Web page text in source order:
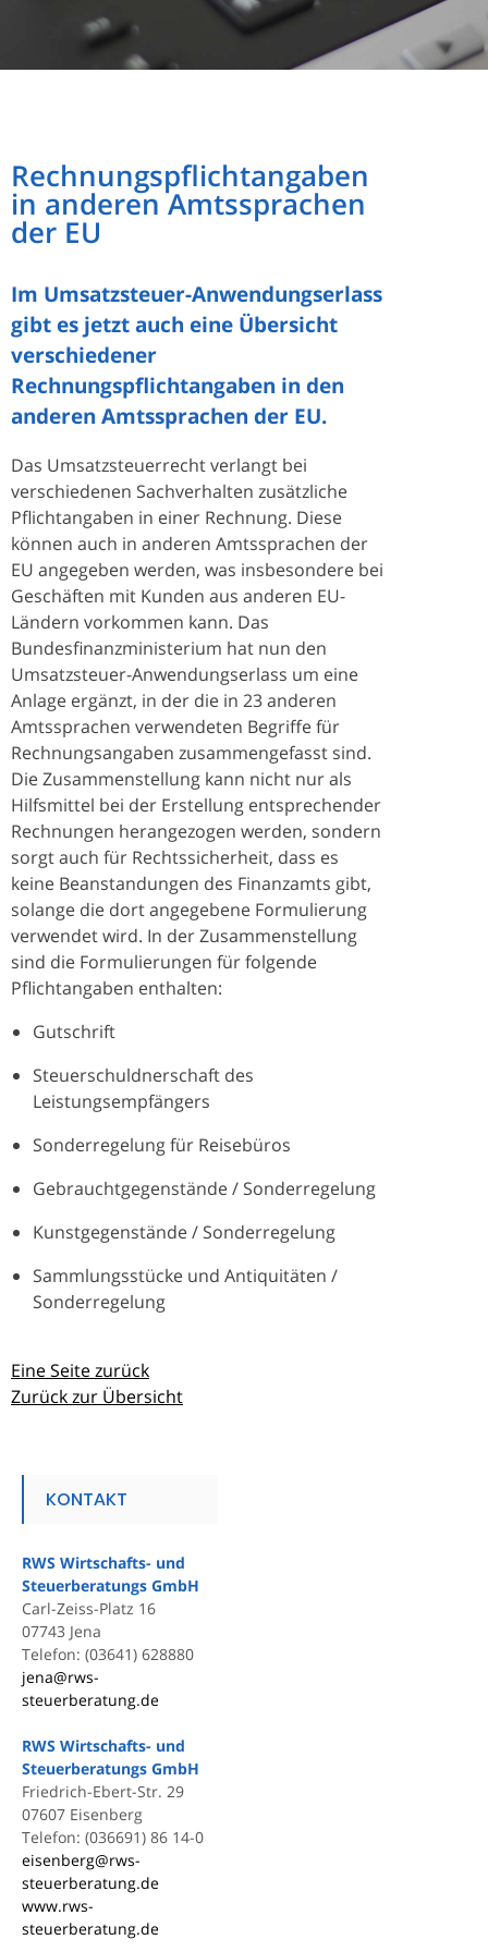
Rechnungspflichtangaben
in anderen Amtssprachen
der EU
Im Umsatzsteuer-Anwendungserlass
gibt es jetzt auch eine Übersicht
verschiedener
Rechnungspflichtangaben in den
anderen Amtssprachen der EU.
Das Umsatzsteuerrecht verlangt bei
verschiedenen Sachverhalten zusätzliche
Pflichtangaben in einer Rechnung. Diese
können auch in anderen Amtssprachen der
EU angegeben werden, was insbesondere bei
Geschäften mit Kunden aus anderen EU-
Ländern vorkommen kann. Das
Bundesfinanzministerium hat nun den
Umsatzsteuer-Anwendungserlass um eine
Anlage ergänzt, in der die in 23 anderen
Amtssprachen verwendeten Begriffe für
Rechnungsangaben zusammengefasst sind.
Die Zusammenstellung kann nicht nur als
Hilfsmittel bei der Erstellung entsprechender
Rechnungen herangezogen werden, sondern
sorgt auch für Rechtssicherheit, dass es
keine Beanstandungen des Finanzamts gibt,
solange die dort angegebene Formulierung
verwendet wird. In der Zusammenstellung
sind die Formulierungen für folgende
Pflichtangaben enthalten:
Gutschrift
Steuerschuldnerschaft des
Leistungsempfängers
Sonderregelung für Reisebüros
Gebrauchtgegenstände / Sonderregelung
Kunstgegenstände / Sonderregelung
Sammlungsstücke und Antiquitäten /
Sonderregelung
Eine Seite zurück
Zurück zur Übersicht
KONTAKT
RWS Wirtschafts- und
Steuerberatungs GmbH
Carl-Zeiss-Platz 16
07743 Jena
Telefon: (03641) 628880
jena@rws-
steuerberatung.de
RWS Wirtschafts- und
Steuerberatungs GmbH
Friedrich-Ebert-Str. 29
07607 Eisenberg
Telefon: (036691) 86 14-0
eisenberg@rws-
steuerberatung.de
www.rws-
steuerberatung.de